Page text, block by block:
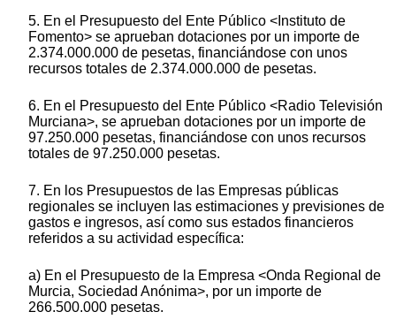
5. En el Presupuesto del Ente Público <Instituto de
Fomento> se aprueban dotaciones por un importe de
2.374.000.000 de pesetas, financiándose con unos
recursos totales de 2.374.000.000 de pesetas.
6. En el Presupuesto del Ente Público <Radio Televisión
Murciana>, se aprueban dotaciones por un importe de
97.250.000 pesetas, financiándose con unos recursos
totales de 97.250.000 pesetas.
7. En los Presupuestos de las Empresas públicas
regionales se incluyen las estimaciones y previsiones de
gastos e ingresos, así como sus estados financieros
referidos a su actividad específica:
a) En el Presupuesto de la Empresa <Onda Regional de
Murcia, Sociedad Anónima>, por un importe de
266.500.000 pesetas.